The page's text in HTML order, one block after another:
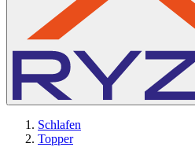
Schlafen
Topper